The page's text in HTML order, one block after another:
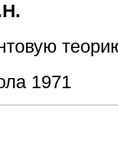
1971